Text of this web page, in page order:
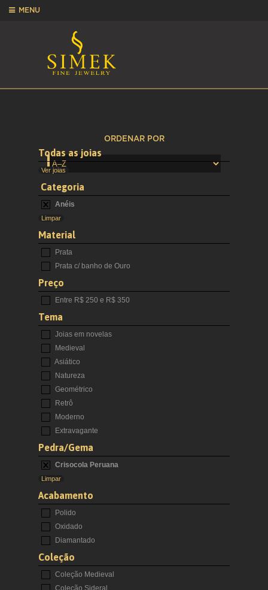
MENU
ORDENAR POR
Todas as joias
Ver joias
Categoria
Anéis
Limpar
Material
Prata
Prata c/ banho de Ouro
Preço
Entre R$ 250 e R$ 350
Tema
Joias em novelas
Medieval
Asiático
Natureza
Geométrico
Retrô
Moderno
Extravagante
Pedra/Gema
Crisocola Peruana
Limpar
Acabamento
Polido
Oxidado
Diamantado
Coleção
Coleção Medieval